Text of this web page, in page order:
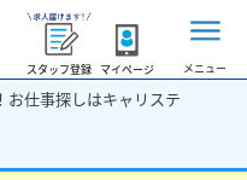
スタッフ登録 マイページ メニュー
お仕事探しはキャリステ